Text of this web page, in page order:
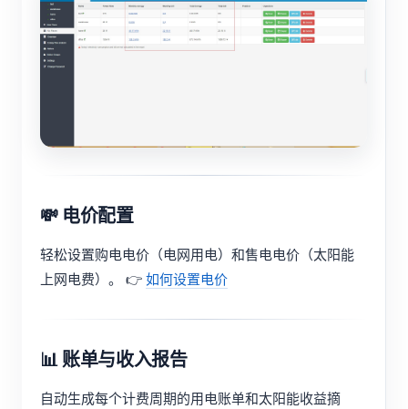
💸 电价配置
轻松设置购电电价（电网用电）和售电电价（太阳能
上网电费）。 👉 如何设置电价
📊 账单与收入报告
自动生成每个计费周期的用电账单和太阳能收益摘